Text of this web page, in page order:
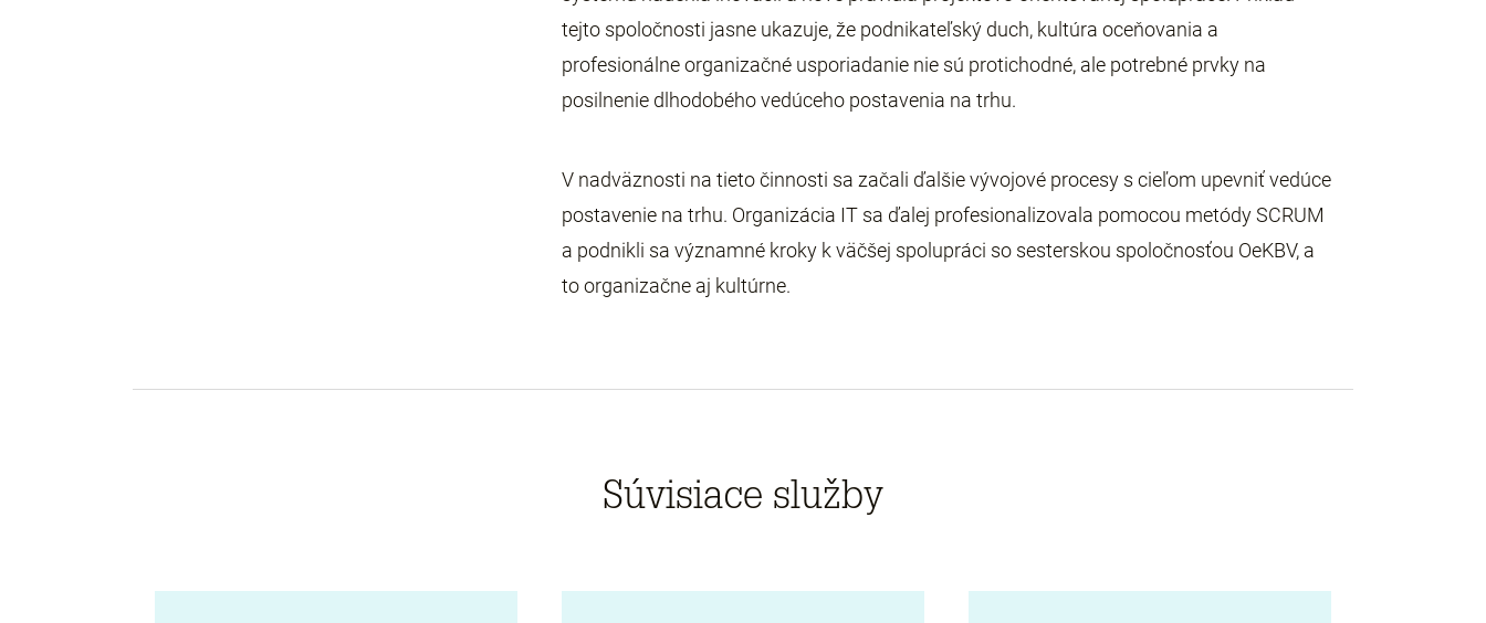
tejto spoločnosti jasne ukazuje, že podnikateľský duch, kultúra oceňovania a
profesionálne organizačné usporiadanie nie sú protichodné, ale potrebné prvky na
posilnenie dlhodobého vedúceho postavenia na trhu.
V nadväznosti na tieto činnosti sa začali ďalšie vývojové procesy s cieľom upevniť vedúce
postavenie na trhu. Organizácia IT sa ďalej profesionalizovala pomocou metódy SCRUM
a podnikli sa významné kroky k väčšej spolupráci so sesterskou spoločnosťou OeKBV, a
to organizačne aj kultúrne.
Súvisiace služby